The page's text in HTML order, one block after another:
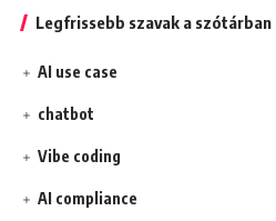
Legfrissebb szavak a szótárban
AI use case
chatbot
Vibe coding
AI compliance